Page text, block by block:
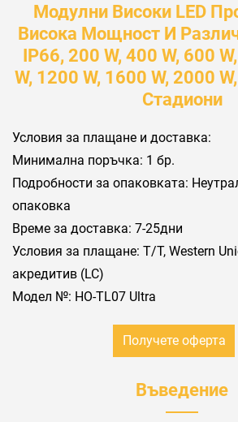
Модулни Високи LED
Висока Мощност И
IP66, 200 W, 400 W, 600
W, 1200 W, 1600 W, 2000
Стадиони
Условия за плащане и доставка:
Минимална поръчка: 1 бр.
Подробности за опаковката:
опаковка
Време за доставка: 7-25дни
Условия за плащане: Т/Т, Western
акредитив (LC)
Модел №: HO-TL07 Ultra
Получете оферта
Въведение